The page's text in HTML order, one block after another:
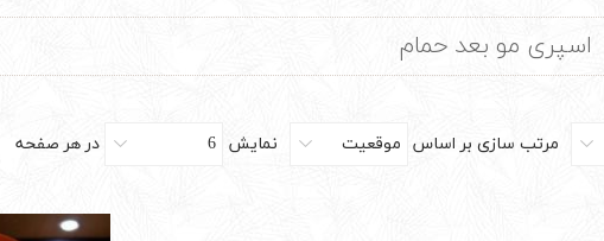
اسپری مو بعد حمام
مرتب سازی بر اساس موقعیت نمایش 6 در هر صفحه